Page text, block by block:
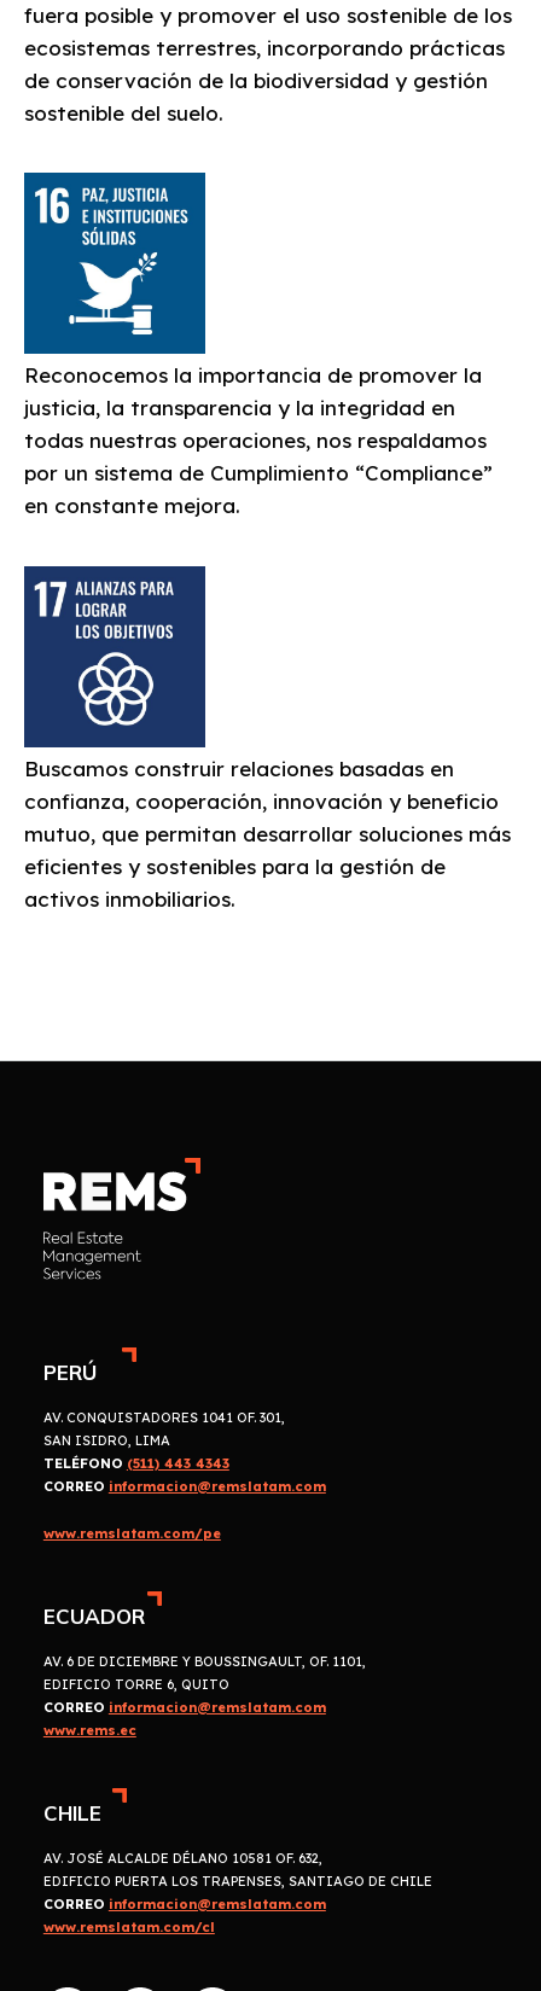
fuera posible y promover el uso sostenible de los
ecosistemas terrestres, incorporando prácticas
de conservación de la biodiversidad y gestión
sostenible del suelo.
Reconocemos la importancia de promover la
justicia, la transparencia y la integridad en
todas nuestras operaciones, nos respaldamos
por un sistema de Cumplimiento “Compliance”
en constante mejora.
Buscamos construir relaciones basadas en
confianza, cooperación, innovación y beneficio
mutuo, que permitan desarrollar soluciones más
eficientes y sostenibles para la gestión de
activos inmobiliarios.
PERÚ
AV. CONQUISTADORES 1041 OF. 301,
SAN ISIDRO, LIMA
TELÉFONO (511) 443 4343
CORREO informacion@remslatam.com
www.remslatam.com/pe
ECUADOR
AV. 6 DE DICIEMBRE Y BOUSSINGAULT, OF. 1101,
EDIFICIO TORRE 6, QUITO
CORREO informacion@remslatam.com
www.rems.ec
CHILE
AV. JOSÉ ALCALDE DÉLANO 10581 OF. 632,
EDIFICIO PUERTA LOS TRAPENSES, SANTIAGO DE CHILE
CORREO informacion@remslatam.com
www.remslatam.com/cl